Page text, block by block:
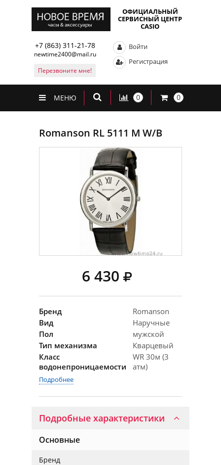
ОФИЦИАЛЬНЫЙ
СЕРВИСНЫЙ ЦЕНТР
CASIO
+7 (863) 311-21-78
newtime2400@mail.ru
Перезвоните мне!
Войти
Регистрация
МЕНЮ 0 0
Romanson RL 5111 M W/B
6 430
Бренд
Romanson
Вид
Наручные
Пол
мужской
Тип механизма
Кварцевый
Класс
водонепроницаемости
WR 30м (3
атм)
Подробнее
Подробные характеристики
Основные
Бренд